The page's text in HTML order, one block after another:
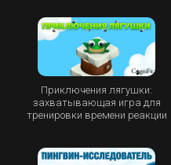
Приключения лягушки:
захватывающая игра для
тренировки времени реакции